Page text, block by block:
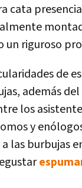
cata
un riguroso
de
además
los
y
las burbujas